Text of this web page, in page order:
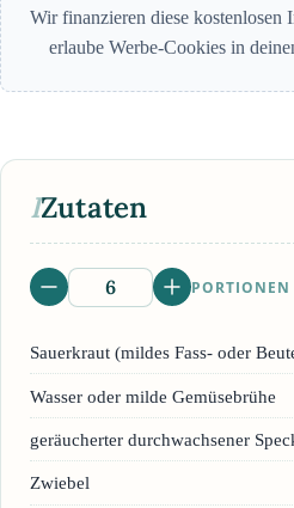
Wir finanzieren diese kostenlosen
erlaube Werbe-Cookies in
IZutaten
PORTIONEN
Sauerkraut (mildes Fass- oder
Wasser oder milde Gemüsebrühe
geräucherter durchwachsener
Zwiebel